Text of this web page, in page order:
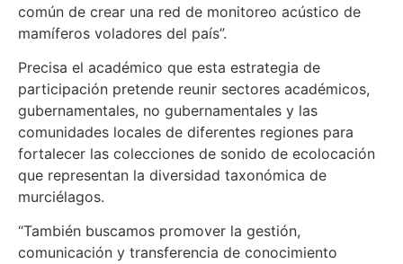
común de crear una red de monitoreo acústico de
mamíferos voladores del país”.
Precisa el académico que esta estrategia de
participación pretende reunir sectores académicos,
gubernamentales, no gubernamentales y las
comunidades locales de diferentes regiones para
fortalecer las colecciones de sonido de ecolocación
que representan la diversidad taxonómica de
murciélagos.
“También buscamos promover la gestión,
comunicación y transferencia de conocimiento